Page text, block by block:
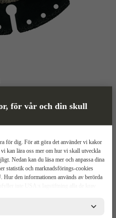
för vår och din skull
för dig. För att göra det använder vi kakor
kan lära oss mer om hur vi skall utveckla
Nedan kan du läsa mer och anpassa dina
statistik och marknadsförings-cookies
Hur den informationen används av berörda
inte USA:s lagstiftning alla de krav
bolagen måste lämna över uppgifter till
de får en sådan begäran. Det kan dock